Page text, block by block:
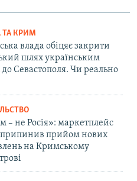
ТА КРИМ
влада обіцяє закрити
шлях українським
Севастополя. Чи реально
– не Росія»: маркетплейс
припинив прийом нових
на Кримському